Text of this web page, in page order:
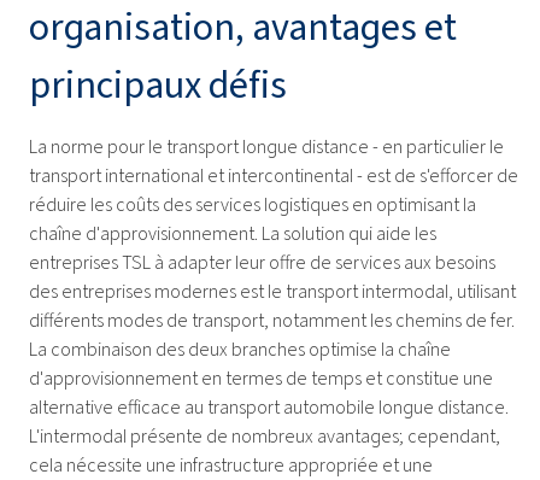
organisation, avantages et
principaux défis
La norme pour le transport longue distance - en particulier le
transport international et intercontinental - est de s'efforcer de
réduire les coûts des services logistiques en optimisant la
chaîne d'approvisionnement. La solution qui aide les
entreprises TSL à adapter leur offre de services aux besoins
des entreprises modernes est le transport intermodal, utilisant
différents modes de transport, notamment les chemins de fer.
La combinaison des deux branches optimise la chaîne
d'approvisionnement en termes de temps et constitue une
alternative efficace au transport automobile longue distance.
L'intermodal présente de nombreux avantages; cependant,
cela nécessite une infrastructure appropriée et une